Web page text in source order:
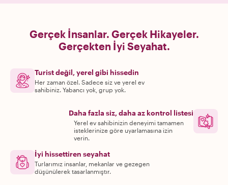
Gerçek İnsanlar. Gerçek Hikayeler.
Gerçekten İyi Seyahat.
Turist değil, yerel gibi hissedin
Her zaman özel. Sadece siz ve yerel ev
sahibiniz. Yabancı yok, grup yok.
Daha fazla siz, daha az kontrol listesi
Yerel ev sahibinizin deneyimi tamamen
isteklerinize göre uyarlamasına izin
verin.
İyi hissettiren seyahat
Turlarımız insanlar, mekanlar ve gezegen
düşünülerek tasarlanmıştır.